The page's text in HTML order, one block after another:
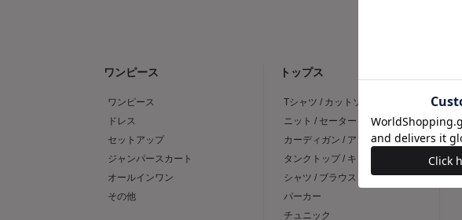
ワンピース
ワンピース
ドレス
セットアップ
ジャンパースカート
オールインワン
その他
トップス
Tシャツ / カットソー
ニット / セーター
カーディガン / アンサンブル
タンクトップ / キャミソール
シャツ / ブラウス
パーカー
チュニック